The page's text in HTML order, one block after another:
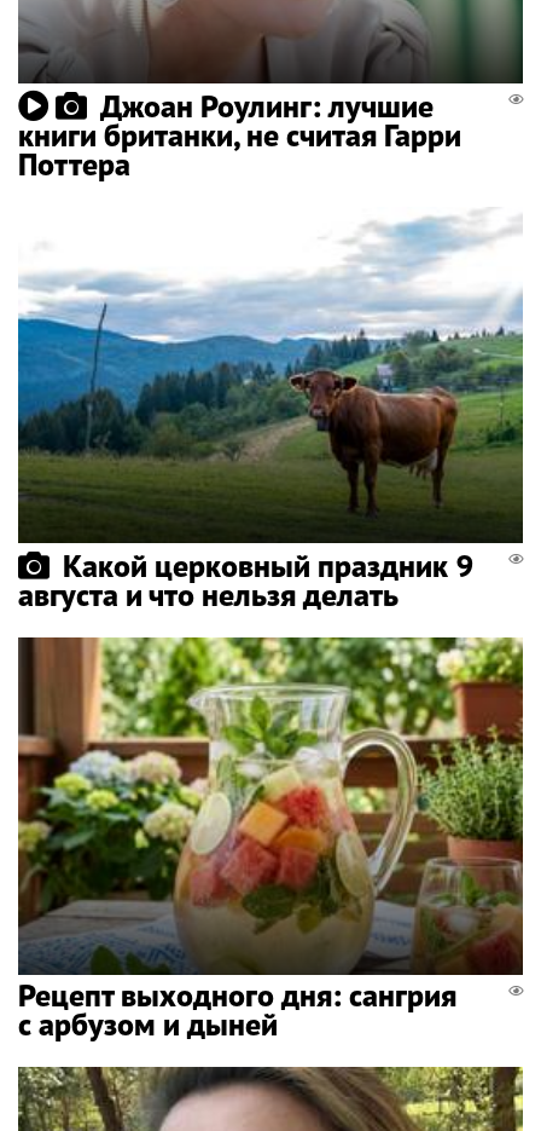
Джоан Роулинг: лучшие
книги британки, не считая Гарри
Поттера
Какой церковный праздник 9
августа и что нельзя делать
Рецепт выходного дня: сангрия
с арбузом и дыней